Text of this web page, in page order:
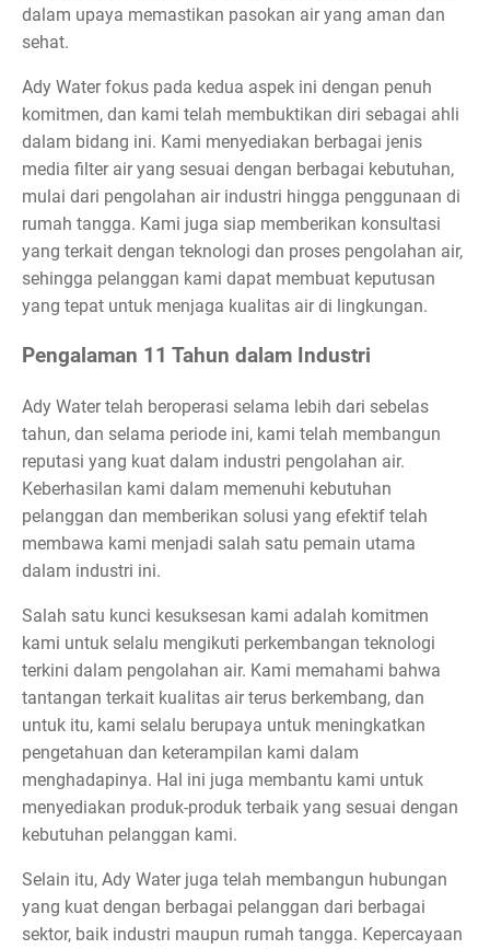
dalam upaya memastikan pasokan air yang aman dan
sehat.
Ady Water fokus pada kedua aspek ini dengan penuh
komitmen, dan kami telah membuktikan diri sebagai ahli
dalam bidang ini. Kami menyediakan berbagai jenis
media filter air yang sesuai dengan berbagai kebutuhan,
mulai dari pengolahan air industri hingga penggunaan di
rumah tangga. Kami juga siap memberikan konsultasi
yang terkait dengan teknologi dan proses pengolahan air,
sehingga pelanggan kami dapat membuat keputusan
yang tepat untuk menjaga kualitas air di lingkungan.
Pengalaman 11 Tahun dalam Industri
Ady Water telah beroperasi selama lebih dari sebelas
tahun, dan selama periode ini, kami telah membangun
reputasi yang kuat dalam industri pengolahan air.
Keberhasilan kami dalam memenuhi kebutuhan
pelanggan dan memberikan solusi yang efektif telah
membawa kami menjadi salah satu pemain utama
dalam industri ini.
Salah satu kunci kesuksesan kami adalah komitmen
kami untuk selalu mengikuti perkembangan teknologi
terkini dalam pengolahan air. Kami memahami bahwa
tantangan terkait kualitas air terus berkembang, dan
untuk itu, kami selalu berupaya untuk meningkatkan
pengetahuan dan keterampilan kami dalam
menghadapinya. Hal ini juga membantu kami untuk
menyediakan produk-produk terbaik yang sesuai dengan
kebutuhan pelanggan kami.
Selain itu, Ady Water juga telah membangun hubungan
yang kuat dengan berbagai pelanggan dari berbagai
sektor, baik industri maupun rumah tangga. Kepercayaan